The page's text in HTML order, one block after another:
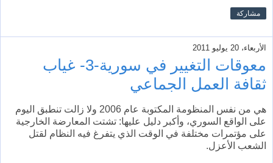
مشاركة
الأربعاء، 20 يوليو 2011
معوقات التغيير في سورية-3- غياب
ثقافة العمل الجماعي
هي من نفس المنظومة المكتوبة عام 2006 ولا زالت تنطبق اليوم
على الواقع السوري، وأكبر دليل عليها: تشتت المعارضة الخارجية
على مؤتمرات مختلفة في الوقت الذي يتفرغ فيه النظام لقتل
الشعب الأعزل.